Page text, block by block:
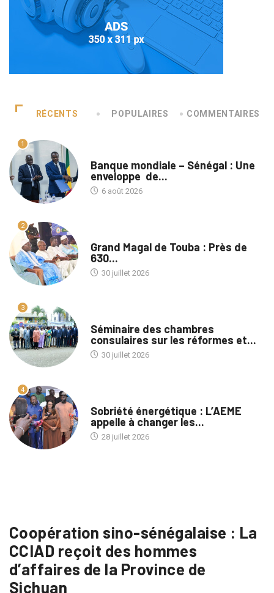
RÉCENTS POPULAIRES COMMENTAIRES
1
Banque mondiale – Sénégal : Une
enveloppe de...
6 août 2026
2
Grand Magal de Touba : Près de
630...
30 juillet 2026
3
Séminaire des chambres
consulaires sur les réformes et...
30 juillet 2026
4
Sobriété énergétique : L’AEME
appelle à changer les...
28 juillet 2026
Coopération sino-sénégalaise : La
CCIAD reçoit des hommes
d’affaires de la Province de
Sichuan